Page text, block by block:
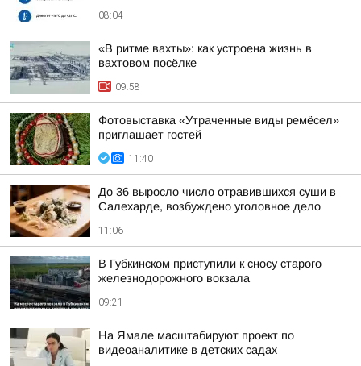
08:04
«В ритме вахты»: как устроена жизнь в
вахтовом посёлке
09:58
Фотовыставка «Утраченные виды ремёсел»
приглашает гостей
11:40
До 36 выросло число отравившихся суши в
Салехарде, возбуждено уголовное дело
11:06
В Губкинском приступили к сносу старого
железнодорожного вокзала
09:21
На Ямале масштабируют проект по
видеоаналитике в детских садах